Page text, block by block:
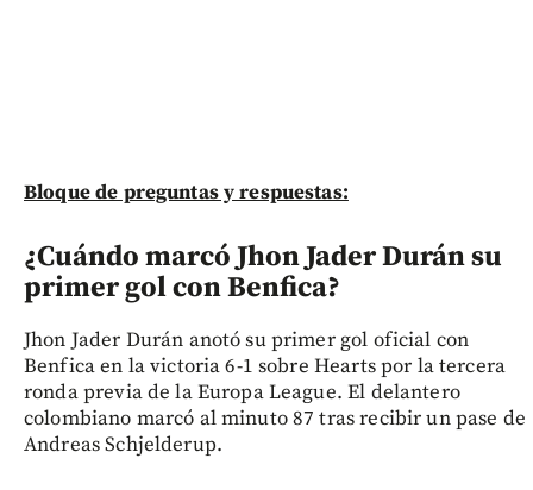
Bloque de preguntas y respuestas:
¿Cuándo marcó Jhon Jader Durán su
primer gol con Benfica?
Jhon Jader Durán anotó su primer gol oficial con
Benfica en la victoria 6-1 sobre Hearts por la tercera
ronda previa de la Europa League. El delantero
colombiano marcó al minuto 87 tras recibir un pase de
Andreas Schjelderup.